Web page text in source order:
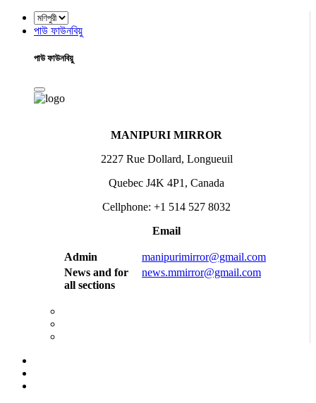
পাউ ফাউনবিয়ু
পাউ ফাউনবিয়ু
MANIPURI MIRROR
2227 Rue Dollard, Longueuil
Quebec J4K 4P1, Canada
Cellphone: +1 514 527 8032
Email
Admin
manipurimirror@gmail.com
News and for
all sections
news.mmirror@gmail.com